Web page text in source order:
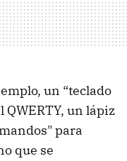
un “teclado
QWERTY, un lápiz
para
que se